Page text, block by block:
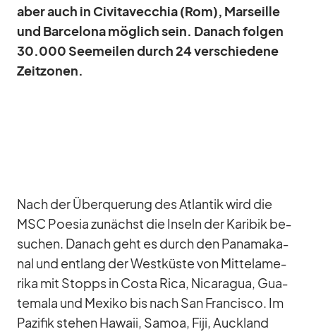
aber auch in Ci­vi­ta­vec­chia (Rom), Mar­seille
und Bar­ce­lona mög­lich sein. Da­nach fol­gen
30.000 See­mei­len durch 24 ver­schie­dene
Zeit­zo­nen.
Nach der Über­que­rung des At­lan­tik wird die
MSC Poe­sia zu­nächst die In­seln der Ka­ri­bik be­
su­chen. Da­nach geht es durch den Pa­na­ma­ka­
nal und ent­lang der West­küste von Mit­tel­ame­
rika mit Stopps in Costa Rica, Ni­ca­ra­gua, Gua­
te­mala und Me­xiko bis nach San Fran­cisco. Im
Pa­zi­fik ste­hen Ha­waii, Sa­moa, Fiji, Auck­land